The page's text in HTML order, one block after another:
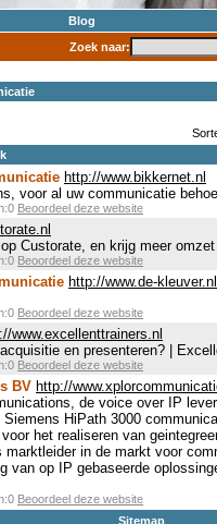
Blog
Zoek naar:
http://www.bikkernet.nl
voor al uw communicatie
Beoordeel deze website
Custorate, en krijg meer
Beoordeel deze website
http://www.de-kleuver.nl
Beoordeel deze website
www.excellenttrainers.nl
en presenteren? |
Beoordeel deze website
BV http://
de voice over IP
HiPath 3000
het realiseren van
in de markt voor
van op IP gebaseerde
Beoordeel deze website
Sitemap